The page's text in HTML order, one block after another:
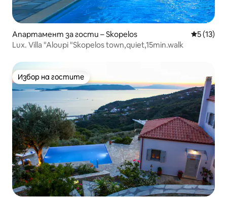
Апартамент за гости – Skopelos Средна
5 (13)
Lux. Villa "Aloupi "Skopelos town,quiet,15min.walk
Избор на гостите
Избор на гостите